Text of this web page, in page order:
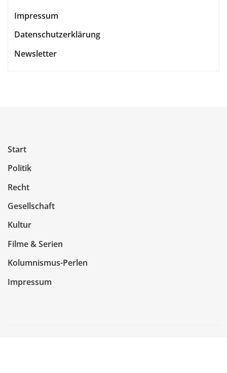
Impressum
Datenschutzerklärung
Newsletter
Start
Politik
Recht
Gesellschaft
Kultur
Filme & Serien
Kolumnismus-Perlen
Impressum